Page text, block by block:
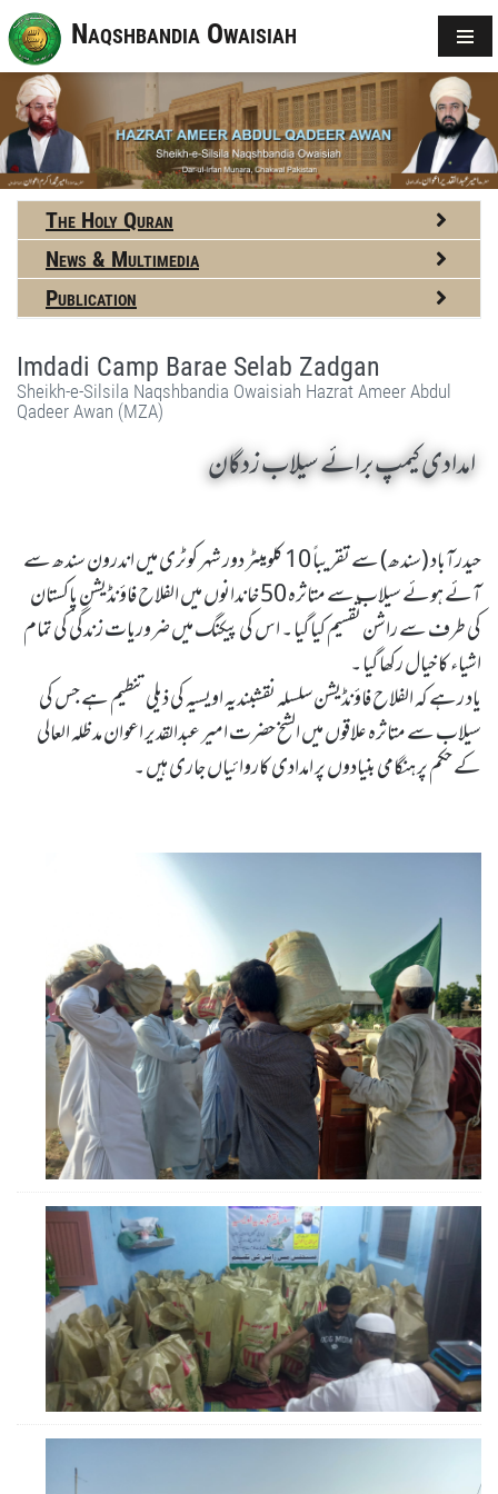
Naqshbandia Owaisiah
The Holy Quran
News & Multimedia
Publication
Imdadi Camp Barae Selab Zadgan
Sheikh-e-Silsila Naqshbandia Owaisiah Hazrat Ameer Abdul
Qadeer Awan (MZA)
امدادی کیمپ برائے سیلاب زدگان
حیدرآباد (سندھ) سے تقریباً 10 کلومیٹر دور شہر کوٹری میں اندرون سندھ سے
آئے ہوئے سیلاب سے متاثرہ 50 خاندانوں میں الفلاح فاؤنڈیشن پاکستان
کی طرف سے راشن تقسیم کیا گیا ۔ اس کی پیکنگ میں ضروریات زندگی کی تمام
اشیاء کا خیال رکھا گیا ۔
یاد رہے کہ الفلاح فاؤنڈیشن سلسلہ نقشبندیہ اویسیہ کی ذیلی تنطیم ہے جس کی
سیلاب سے متاثرہ علاقوں میں الشخ حضرت امیر عبدالقدیر اعوان مد ظلہ العالی
کے حکم پر ہنگامی بنیادوں پر امدادی کاروائیاں جاری ہیں ۔
ZOOM